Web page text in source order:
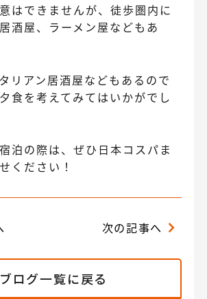
はできませんが、徒歩圏内に
酒屋、ラーメン屋などもあ
リアン居酒屋などもあるので
食を考えてみてはいかがでし
泊の際は、ぜひ日本コスパま
ください！
次の記事へ
ブログ一覧に戻る